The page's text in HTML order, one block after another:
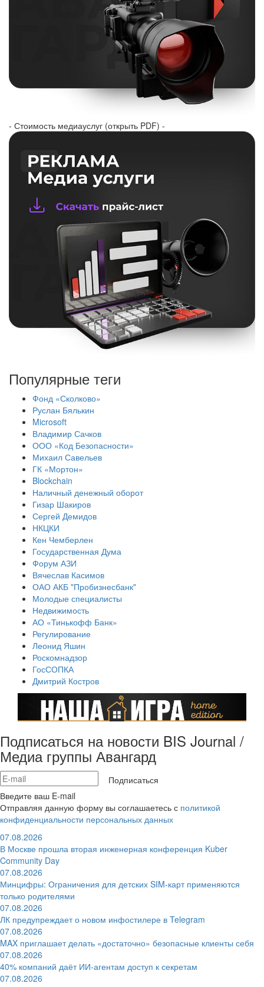
- Стоимость медиауслуг (открыть PDF) -
Популярные теги
Фонд «Сколково»
Руслан Бялькин
Microsoft
Владимир Сачков
ООО «Код Безопасности»
Михаил Савельев
ГК «Мортон»
Blockchain
Наличный денежный оборот
Гизар Шакиров
Сергей Демидов
НКЦКИ
Кен Чемберлен
Государственная Дума
Форум АЗИ
Вячеслав Касимов
ОАО АКБ "Пробизнесбанк"
Молодые специалисты
Недвижимость
АО «Тинькофф Банк»
Регулирование
Леонид Яшин
Роскомнадзор
ГосСОПКА
Дмитрий Костров
Подписаться на новости BIS Journal /
Медиа группы Авангард
Подписаться
Введите ваш E-mail
Отправляя данную форму вы соглашаетесь с политикой
конфиденциальности персональных данных
07.08.2026
В Москве прошла вторая инженерная конференция Kuber
Community Day
07.08.2026
Минцифры: Ограничения для детских SIM-карт применяются
только родителями
07.08.2026
ЛК предупреждает о новом инфостилере в Telegram
07.08.2026
MAX приглашает делать «достаточно» безопасные клиенты себя
07.08.2026
40% компаний даёт ИИ‑агентам доступ к секретам
07.08.2026